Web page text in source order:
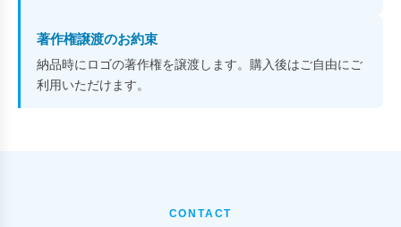
著作権譲渡のお約束
納品時にロゴの著作権を譲渡します。購入後はご自由にご
利用いただけます。
CONTACT